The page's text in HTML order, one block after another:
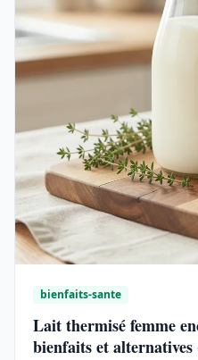
bienfaits-sante
Lait thermisé femme
bienfaits et alternatives